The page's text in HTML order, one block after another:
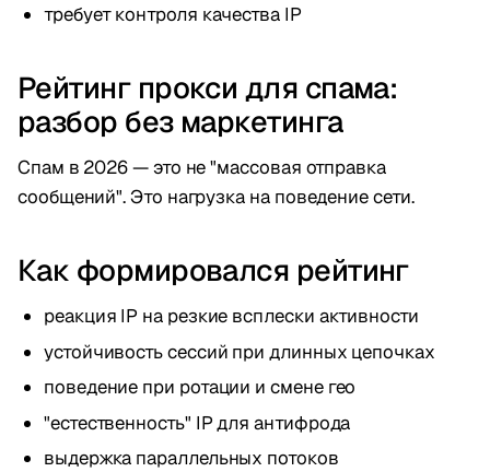
требует контроля качества IP
Рейтинг прокси для спама:
разбор без маркетинга
Спам в 2026 — это не "массовая отправка
сообщений". Это нагрузка на поведение сети.
Как формировался рейтинг
реакция IP на резкие всплески активности
устойчивость сессий при длинных цепочках
поведение при ротации и смене гео
"естественность" IP для антифрода
выдержка параллельных потоков